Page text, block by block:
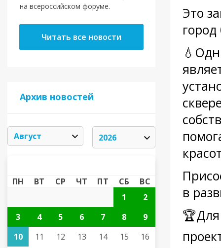
на всероссийском форуме.
Читать все новости
Архив новостей
ПН ВТ СР ЧТ ПТ СБ
ВС
1
2
3
4 5 6 7 8
9
10
11 12 13 14 15
16
Это
в